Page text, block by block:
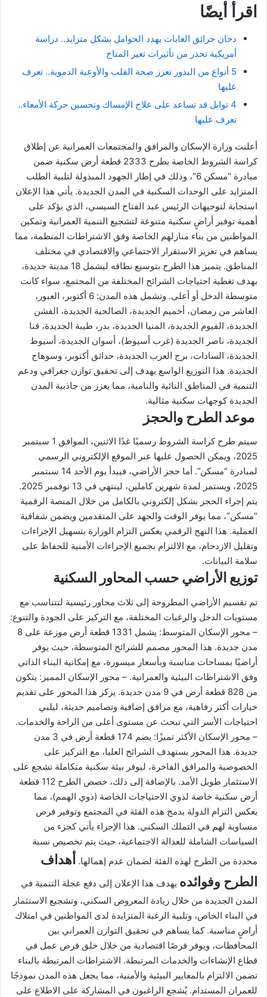
اقرأ أيضًا
دخان حرائق الغابات يهدد الحوامل بشكل متزايد.. دراسة
أمريكية تحذر من تأثيرات تغير المناخ
5 أنواع من البذور تعزز صحة القلب والأوعية الدموية.. تعرف
عليها
4 توابل قد تساعد على علاج الإمساك وتحسين حركة الأمعاء..
تعرف عليها
أعلنت وزارة الإسكان والمرافق والمجتمعات العمرانية عن إطلاق
كراسة الشروط الخاصة بطرح 2333 قطعة أرض سكنية ضمن
مبادرة “مسكن 6″، وذلك في إطار الجهود المبذولة لتلبية الطلب
المتزايد على الوحدات السكنية في المدن الجديدة. يأتي هذا الإعلان
استجابة لتوجيهات الرئيس عبد الفتاح السيسي، الذي يؤكد على
أهمية توفير أراضٍ سكنية متنوعة لتشجيع التنمية العمرانية وتمكين
المواطنين من بناء منازلهم الخاصة وفق الاشتراطات المنظمة، مما
يساهم في تعزيز الاستقرار الاجتماعي والاقتصادي في مختلف
المناطق. يتميز هذا الطرح بتوسيع نطاقه ليشمل 18 مدينة جديدة،
بهدف تغطية احتياجات الشرائح المختلفة من المجتمع، سواء كانت
متوسطة الدخل أو أعلى. وتشمل هذه المدن: 6 أكتوبر، العبور،
العاشر من رمضان، أخميم الجديدة، الصالحية الجديدة، الفشن
الجديدة، الفيوم الجديدة، المنيا الجديدة، بدر، طيبة الجديدة، قنا
الجديدة، ناصر الجديدة (غرب أسيوط)، أسوان الجديدة، أسيوط
الجديدة، السادات، برج العرب الجديدة، حدائق أكتوبر، وسوهاج
الجديدة. هذا التوزيع الواسع يهدف إلى تحقيق توازن جغرافي ودعم
التنمية في المناطق النائية والنامية، مما يعزز من جاذبية المدن
الجديدة كوجهات سكنية مثالية.
موعد الطرح والحجز
سيتم طرح كراسة الشروط رسميًا غدًا الاثنين، الموافق 1 سبتمبر
2025، ويمكن الحصول عليها عبر الموقع الإلكتروني الرسمي
لمبادرة “مسكن”. أما حجز الأراضي، فيبدأ يوم الأحد 14 سبتمبر
2025، ويستمر لمدة شهرين كاملين، لينتهي في 13 نوفمبر 2025.
يتم إجراء الحجز بشكل إلكتروني بالكامل من خلال المنصة الرقمية
“مسكن”، مما يوفر الوقت والجهد على المتقدمين ويضمن شفافية
العملية. هذا النهج الرقمي يعكس التزام الوزارة بتسهيل الإجراءات
وتقليل الازدحام، مع الالتزام بجميع الإجراءات الأمنية للحفاظ على
سلامة البيانات.
توزيع الأراضي حسب المحاور السكنية
تم تقسيم الأراضي المطروحة إلى ثلاث محاور رئيسية لتتناسب مع
مستويات الدخل والرغبات المختلفة، مع التركيز على الجودة والتنوع:
– محور الإسكان المتوسط: يشمل 1331 قطعة أرض موزعة على 8
مدن جديدة. هذا المحور مصمم للشرائح المتوسطة، حيث يوفر
أراضيًا بمساحات مناسبة وبأسعار ميسورة، مع إمكانية البناء الذاتي
وفق الاشتراطات البيئية والعمرانية. – محور الإسكان المميز: يتكون
من 828 قطعة أرض في 9 مدن جديدة. يركز هذا المحور على تقديم
خيارات أكثر رفاهية، مع مرافق إضافية وتصاميم حديثة، ليلبي
احتياجات الأسر التي تبحث عن مستوى أعلى من الراحة والخدمات.
– محور الإسكان الأكثر تميزًا: يضم 174 قطعة أرض في 3 مدن
جديدة. هذا المحور يستهدف الشرائح العليا، مع التركيز على
الخصوصية والمرافق الفاخرة، ليوفر بيئة سكنية متكاملة تشجع على
الاستثمار طويل الأمد. بالإضافة إلى ذلك، خصص الطرح 112 قطعة
أرض سكنية خاصة لذوي الاحتياجات الخاصة (ذوي الهمم)، مما
يعكس التزام الدولة بدمج هذه الفئة في المجتمع وتوفير فرص
متساوية لهم في التملك السكني. هذا الإجراء يأتي كجزء من
السياسات الشاملة للعدالة الاجتماعية، حيث يتم تخصيص نسبة
محددة من الطرح لهذه الفئة لضمان عدم إهمالها. أهداف
الطرح وفوائده يهدف هذا الإعلان إلى دفع عجلة التنمية في
المدن الجديدة من خلال زيادة المعروض السكني، وتشجيع الاستثمار
في البناء الخاص، وتلبية الرغبة المتزايدة لدى المواطنين في امتلاك
أراضٍ مناسبة. كما يساهم في تحقيق التوازن العمراني بين
المحافظات، ويوفر فرصًا اقتصادية من خلال خلق فرص عمل في
قطاع الإنشاءات والخدمات المرتبطة. الاشتراطات المرتبطة بالبناء
تضمن الالتزام بالمعايير البيئية والأمنية، مما يجعل هذه المدن نموذجًا
للعمران المستدام. يُشجع الراغبون في المشاركة على الاطلاع على